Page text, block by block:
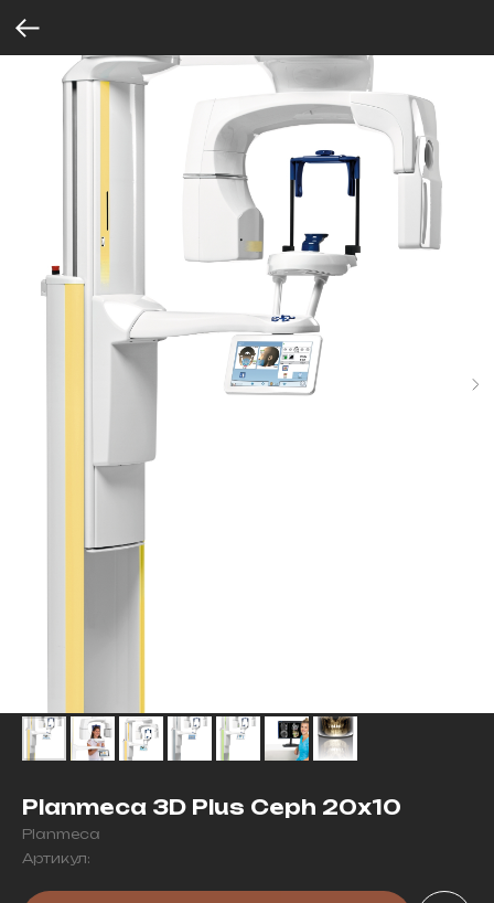
Planmeca 3D Plus Ceph 20x10
Planmeca
Артикул: